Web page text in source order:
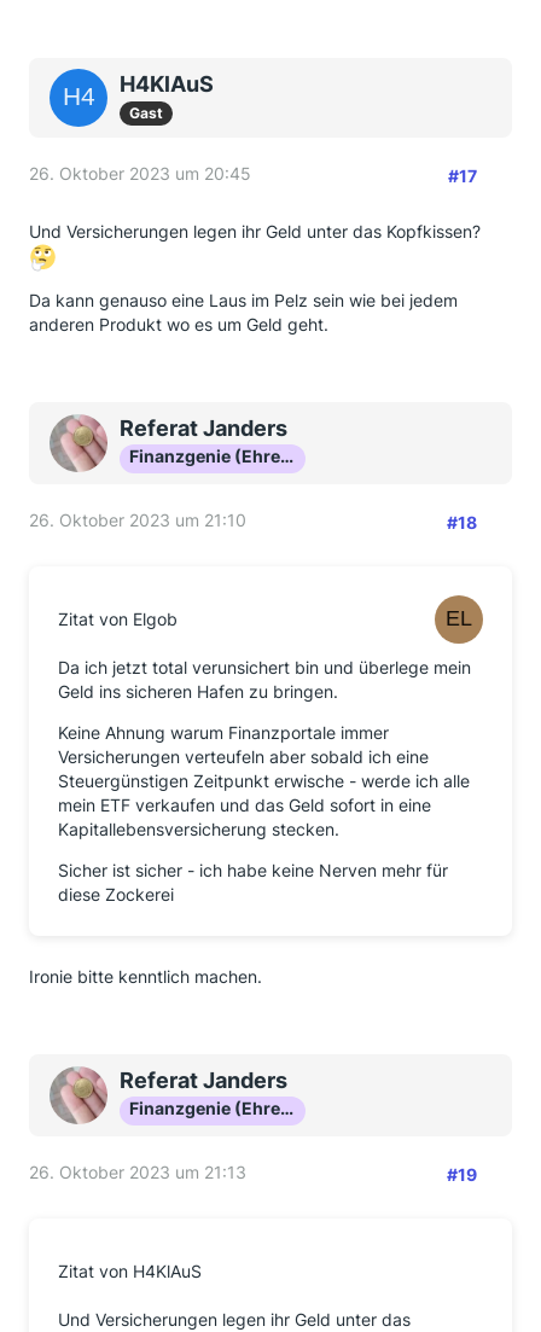
H4KlAuS
Gast
26. Oktober 2023 um 20:45 #17
Und Versicherungen legen ihr Geld unter das Kopfkissen?
Da kann genauso eine Laus im Pelz sein wie bei jedem
anderen Produkt wo es um Geld geht.
Referat Janders
Finanzgenie (Ehrenmitglied)
26. Oktober 2023 um 21:10 #18
Zitat von Elgob
Da ich jetzt total verunsichert bin und überlege mein
Geld ins sicheren Hafen zu bringen.
Keine Ahnung warum Finanzportale immer
Versicherungen verteufeln aber sobald ich eine
Steuergünstigen Zeitpunkt erwische - werde ich alle
mein ETF verkaufen und das Geld sofort in eine
Kapitallebensversicherung stecken.
Sicher ist sicher - ich habe keine Nerven mehr für
diese Zockerei
Ironie bitte kenntlich machen.
Referat Janders
Finanzgenie (Ehrenmitglied)
26. Oktober 2023 um 21:13 #19
Zitat von H4KlAuS
Und Versicherungen legen ihr Geld unter das